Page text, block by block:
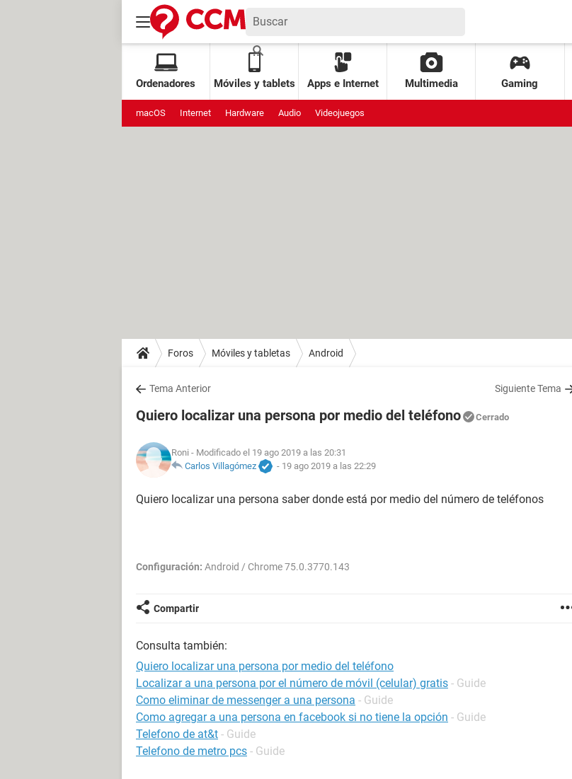
Ordenadores Móviles y tablets Apps e Internet Multimedia Gaming
macOS Internet Hardware Audio Videojuegos
Foros Móviles y tabletas Android
Tema Anterior Siguiente Tema
Quiero localizar una persona por medio del teléfono Cerrado
Roni - Modificado el 19 ago 2019 a las 20:31
Carlos Villagómez
- 19 ago 2019 a las 22:29
Quiero localizar una persona saber donde está por medio del número de teléfonos
Configuración: Android / Chrome 75.0.3770.143
Compartir
Consulta también:
Quiero localizar una persona por medio del teléfono
Localizar a una persona por el número de móvil (celular) gratis - Guide
Como eliminar de messenger a una persona - Guide
Como agregar a una persona en facebook si no tiene la opción - Guide
Telefono de at&t - Guide
Telefono de metro pcs - Guide